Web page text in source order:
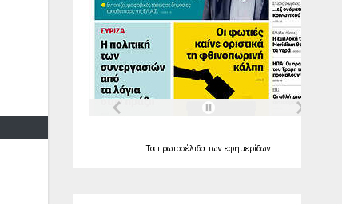
Τα πρωτοσέλιδα των εφημερίδων